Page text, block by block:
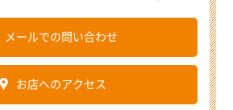
メールでの問い合わせ
お店へのアクセス